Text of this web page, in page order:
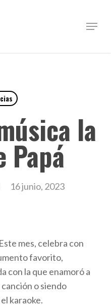
Menu
la
Papá
16 junio, 2023
mes, celebra con
favorito,
con la que enamoró a
o siendo
karaoke.
Close